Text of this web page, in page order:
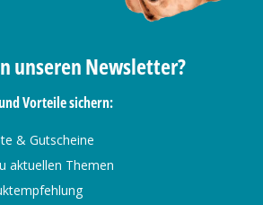
unseren Newsletter?
Vorteile sichern:
& Gutscheine
aktuellen Themen